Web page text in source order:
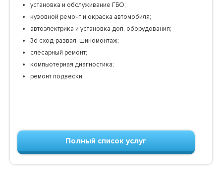
установка и обслуживание ГБО;
кузовной ремонт и окраска автомобиля;
автоэлектрика и установка доп. оборудования;
3d сход-развал, шиномонтаж;
слесарный ремонт;
компьютерная диагностика;
ремонт подвески;
Полный список услуг